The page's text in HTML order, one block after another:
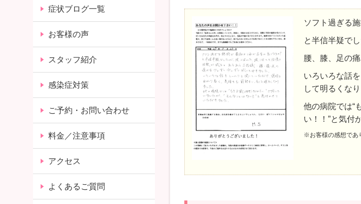
ソフト過ぎる
と半信半疑で
腰、膝、足の
いろいろな話
して明るくなり
他の病院では“
い！！”と気付
※お客様の感想であ
症状ブログ一覧
お客様の声
スタッフ紹介
感染症対策
ご予約・お問い合わせ
料金／注意事項
アクセス
よくあるご質問